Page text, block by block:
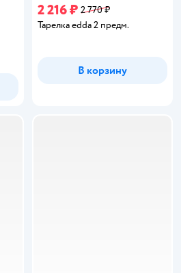
2 216 ₽ 2 770 ₽
Тарелка edda 2 предм.
В корзину